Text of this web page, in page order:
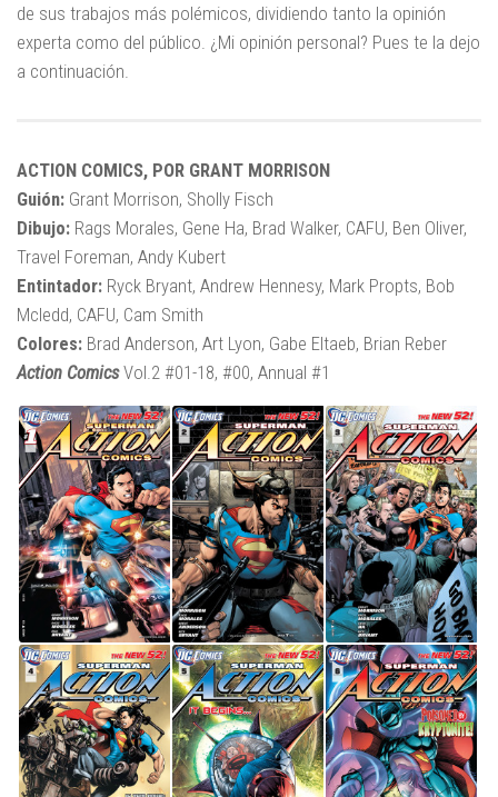
de sus trabajos más polémicos, dividiendo tanto la opinión
experta como del público. ¿Mi opinión personal? Pues te la dejo
a continuación.
ACTION COMICS, POR GRANT MORRISON
Guión: Grant Morrison, Sholly Fisch
Dibujo: Rags Morales, Gene Ha, Brad Walker, CAFU, Ben Oliver,
Travel Foreman, Andy Kubert
Entintador: Ryck Bryant, Andrew Hennesy, Mark Propts, Bob
Mcledd, CAFU, Cam Smith
Colores: Brad Anderson, Art Lyon, Gabe Eltaeb, Brian Reber
Action ComicsVol.2 #01-18, #00, Annual #1